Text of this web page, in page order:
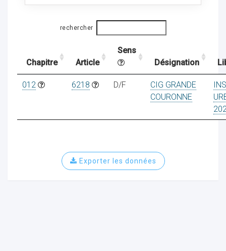
rechercher
Chapitre Article
Sens
Désignation
012 6218 D/F
CIG GRANDE
COURONNE
Exporter les données